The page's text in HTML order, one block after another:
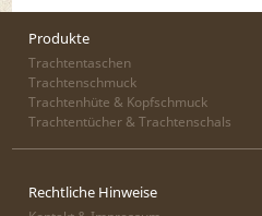
Produkte
Trachtentaschen
Trachtenschmuck
Trachtenhüte & Kopfschmuck
Trachtentücher & Trachtenschals
Rechtliche Hinweise